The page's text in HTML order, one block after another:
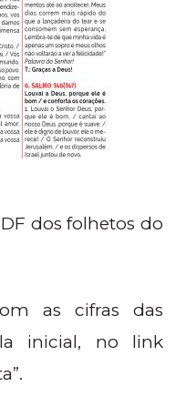
dos folhetos do
as cifras das
inicial, no link